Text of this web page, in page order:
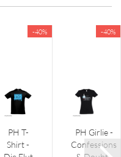
-40%
PH T-
Shirt -
-40%
PH Girlie -
Confessions